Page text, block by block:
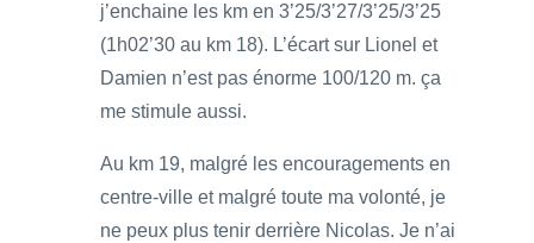
j’enchaine les km en 3’25/3’27/3’25/3’25
(1h02’30 au km 18). L’écart sur Lionel et
Damien n’est pas énorme 100/120 m. ça
me stimule aussi.
Au km 19, malgré les encouragements en
centre-ville et malgré toute ma volonté, je
ne peux plus tenir derrière Nicolas. Je n’ai